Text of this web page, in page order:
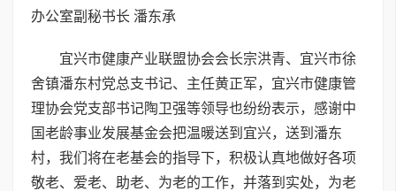
办公室副秘书长 潘东承
宜兴市健康产业联盟协会会长宗洪青、宜兴市徐
舍镇潘东村党总支书记、主任黄正军，宜兴市健康管
理协会党支部书记陶卫强等领导也纷纷表示，感谢中
国老龄事业发展基金会把温暖送到宜兴，送到潘东
村，我们将在老基会的指导下，积极认真地做好各项
敬老、爱老、助老、为老的工作，并落到实处，为老